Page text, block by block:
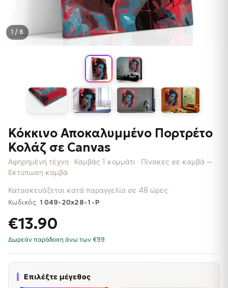
1 / 6
Κόκκινο Αποκαλυμμένο Πορτρέτο
Κολάζ σε Canvas
Αφηρημένη τέχνη · Καμβάς 1 κομμάτι · Πίνακες σε καμβά —
Εκτύπωση καμβά
Κατασκευάζεται κατά παραγγελία σε 48 ώρες·
Κωδικός: 1049-20x28-1-P
€13.90
Δωρεάν παράδοση άνω των €99
Επιλέξτε μέγεθος